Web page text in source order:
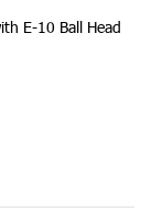
E-10 Ball Head